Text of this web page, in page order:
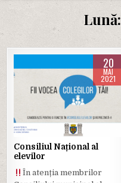
Lună:
20
MAI
2021
Posted
Consiliul Național al
elevilor
În atenția membrilor